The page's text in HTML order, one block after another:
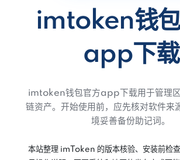
imtoken钱
app下载
imtoken钱包官方app下载用于管理
链资产。开始使用前，应先核对软件来
境妥善备份助记词。
本站整理 imToken 的版本核验、安装前检